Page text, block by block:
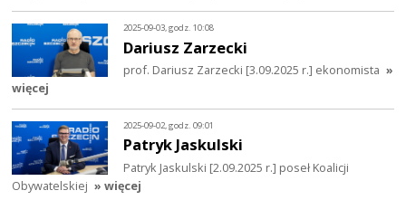
2025-09-03, godz. 10:08
Dariusz Zarzecki
prof. Dariusz Zarzecki [3.09.2025 r.] ekonomista »
więcej
2025-09-02, godz. 09:01
Patryk Jaskulski
Patryk Jaskulski [2.09.2025 r.] poseł Koalicji
Obywatelskiej » więcej